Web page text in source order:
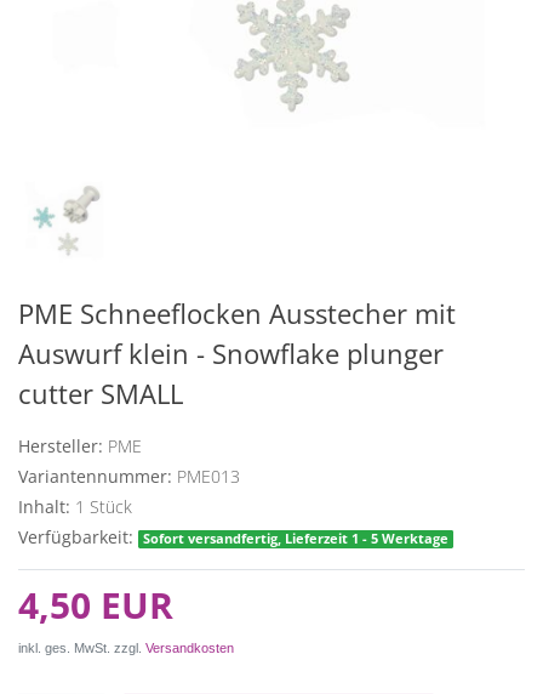
PME Schneeflocken Ausstecher mit
Auswurf klein - Snowflake plunger
cutter SMALL
Hersteller: PME
Variantennummer: PME013
Inhalt: 1 Stück
Verfügbarkeit:
Sofort versandfertig, Lieferzeit 1 - 5 Werktage
4,50 EUR
inkl. ges. MwSt. zzgl. Versandkosten